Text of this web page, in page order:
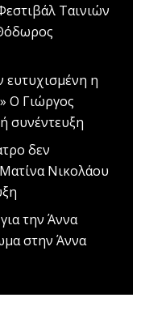
Ταινιών
ευτυχισμένη η
Ο Γιώργος
συνέντευξη
δεν
Νικολάου
την Άννα
στην Άννα